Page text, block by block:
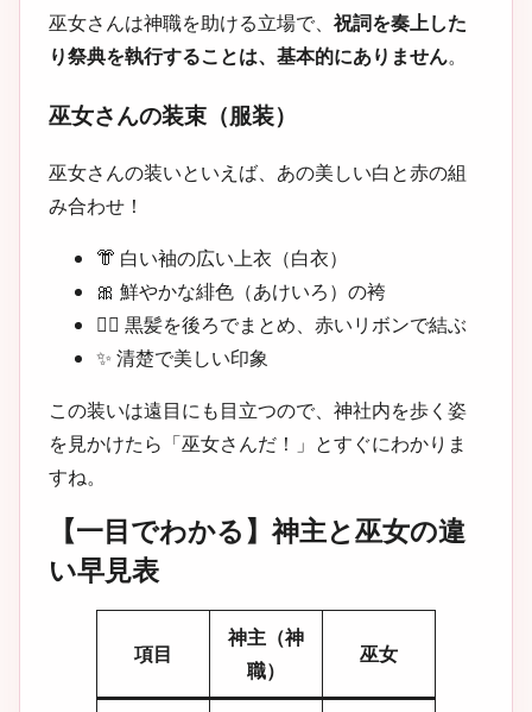
巫女さんは神職を助ける立場で、 祝詞を奏上した
り祭典を執行することは、基本的にありません。
巫女さんの装束（服装）
巫女さんの装いといえば、あの美しい白と赤の組
み合わせ！
👘 白い袖の広い上衣（白衣）
🎀 鮮やかな緋色（あけいろ）の袴
💇‍♀️ 黒髪を後ろでまとめ、赤いリボンで結ぶ
✨ 清楚で美しい印象
この装いは遠目にも目立つので、神社内を歩く姿
を見かけたら「巫女さんだ！」とすぐにわかりま
すね。
【一目でわかる】神主と巫女の違
い早見表
項目
神主（神
職）
巫女